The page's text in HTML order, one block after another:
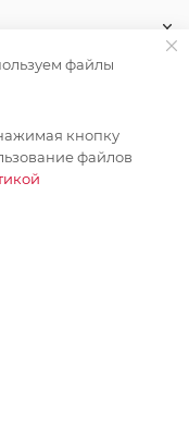
файлы
кнопку
файлов